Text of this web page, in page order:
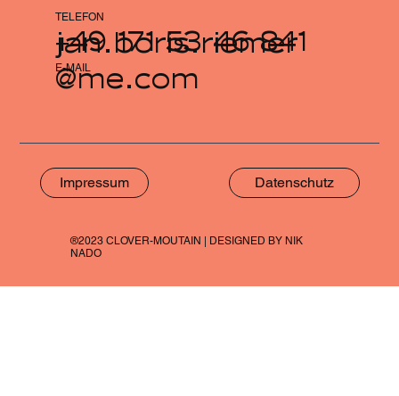
®2023 CLOVER-MOUTAIN | DESIGNED BY NIK
NADO
+49 171 53 46 841
jan.boris.riemer
@me.com
TELEFON
E-MAIL
Impressum Datenschutz